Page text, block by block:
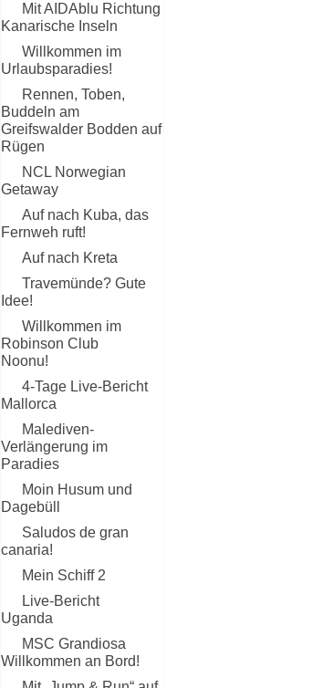
Mit AIDAblu Richtung
Kanarische Inseln
Willkommen im
Urlaubsparadies!
Rennen, Toben,
Buddeln am
Greifswalder Bodden auf
Rügen
NCL Norwegian
Getaway
Auf nach Kuba, das
Fernweh ruft!
Auf nach Kreta
Travemünde? Gute
Idee!
Willkommen im
Robinson Club
Noonu!
4-Tage Live-Bericht
Mallorca
Malediven-
Verlängerung im
Paradies
Moin Husum und
Dagebüll
Saludos de gran
canaria!
Mein Schiff 2
Live-Bericht
Uganda
MSC Grandiosa
Willkommen an Bord!